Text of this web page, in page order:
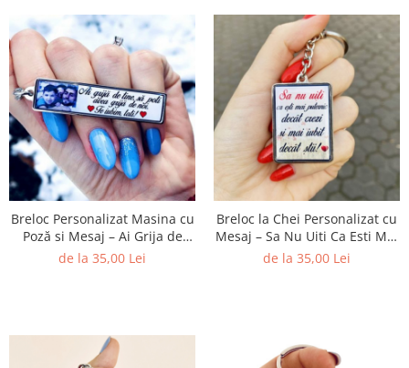
Breloc Personalizat Masina cu
Poză si Mesaj – Ai Grija de
Tine sa Poti Avea Grija de Noi
de la 35,00 Lei
Breloc la Chei Personalizat cu
Mesaj – Sa Nu Uiti Ca Esti Mai
Important Decat Crezi!
de la 35,00 Lei